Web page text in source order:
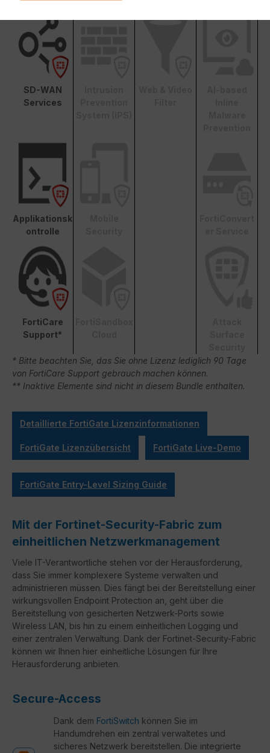
SD-WAN
Services
Applikationsk
ontrolle
FortiCare
Support*
* Bitte beachten Sie, das Sie ohne Lizenz lediglich 90 Tage
von FortiCare Support gebrauch machen können.
** Inaktive Elemente sind nicht in diesem Bundle enthalten.
Detaillierte FortiGate Lizenzinformationen
FortiGate Lizenzübersicht FortiGate Live-Demo
FortiGate Entry-Level Sizing Guide
Mit der Fortinet-Security-Fabric zum
einheitlichen Netzwerkmanagement
Viele IT-Verantwortliche stehen vor der Herausforderung,
dass Sie immer komplexere Systeme verwalten und
administrieren müssen. Dies fängt bei der Bereitstellung einer
wirkungsvollen Endpoint Protection an, geht über die
Bereitstellung von gesicherten Netzwerk-Ports sowie
Wireless LAN, bis hin zu einem einheitlichen Logging und
einer zentralen Verwaltung. Dank der Fortinet-Security-Fabric
können wir Ihnen hier einheitliche Lösungen für Ihre
Herausforderung anbieten.
Secure-Access
Dank dem FortiSwitch können Sie im
Handumdrehen ein zentral verwaltetes und
sicheres Netzwerk bereitstellen. Die integrierte